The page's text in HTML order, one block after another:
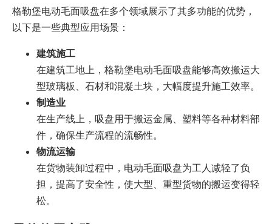
格勒堡电动毛面吸盘在多个领域展示了其多功能的优势，
以下是一些典型应用场景：
建筑施工
在建筑工地上，格勒堡电动毛面吸盘能够高效搬运大
型玻璃板、石材和混凝土块，大幅度提升施工效率。
制造业
在生产线上，吸盘用于搬运金属、塑料等各种材料部
件，确保生产流程的流畅性。
物流运输
在货物装卸过程中，电动毛面吸盘为工人减轻了负
担，提高了安全性，使大型、重型货物的搬运变得轻
松。